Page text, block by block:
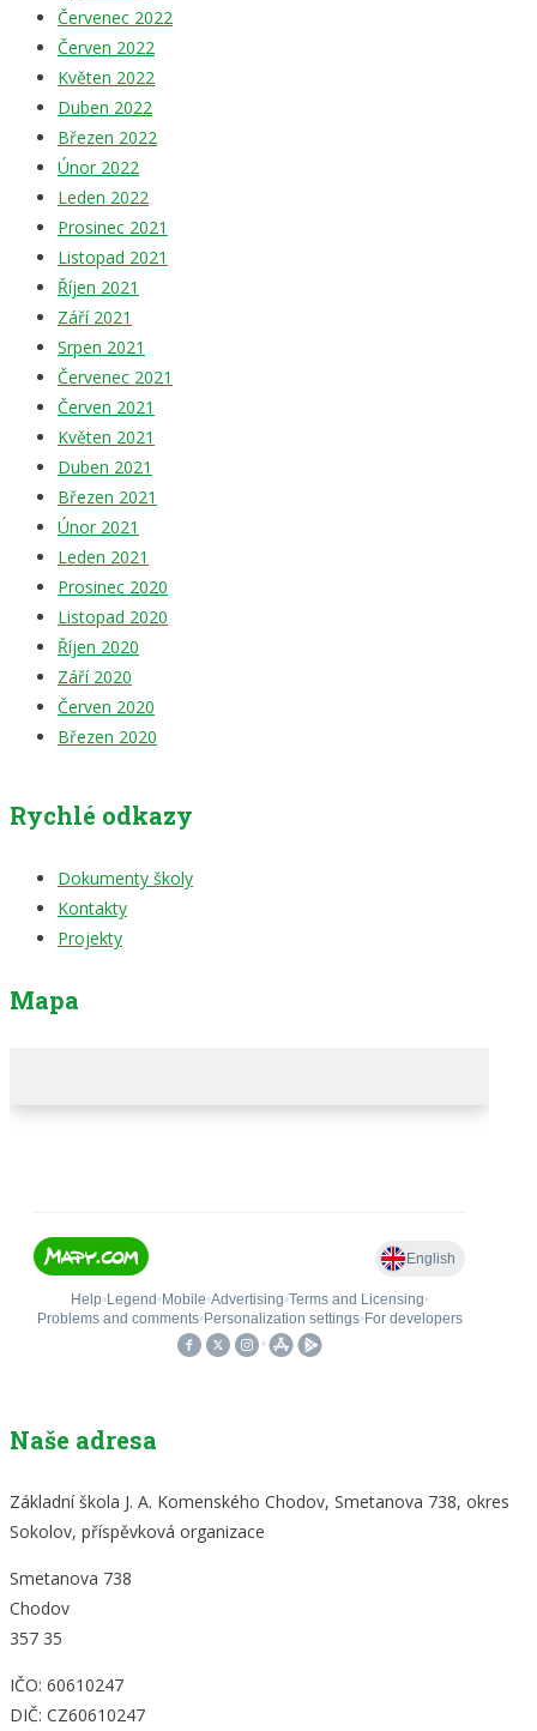
Červenec 2022
Červen 2022
Květen 2022
Duben 2022
Březen 2022
Únor 2022
Leden 2022
Prosinec 2021
Listopad 2021
Říjen 2021
Září 2021
Srpen 2021
Červenec 2021
Červen 2021
Květen 2021
Duben 2021
Březen 2021
Únor 2021
Leden 2021
Prosinec 2020
Listopad 2020
Říjen 2020
Září 2020
Červen 2020
Březen 2020
Rychlé odkazy
Dokumenty školy
Kontakty
Projekty
Mapa
Naše adresa
Základní škola J. A. Komenského Chodov, Smetanova 738, okres
Sokolov, příspěvková organizace
Smetanova 738
Chodov
357 35
IČO: 60610247
DIČ: CZ60610247